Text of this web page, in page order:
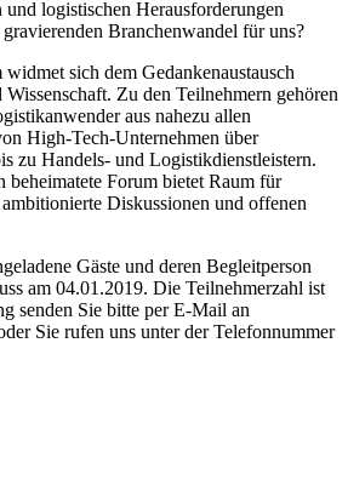
logistischen Herausforderungen
gravierenden Branchenwandel für uns?
sich dem Gedankenaustausch
Zu den Teilnehmern gehören
aus nahezu allen
High-Tech-Unternehmen über
zu Handels- und Logistikdienstleistern.
beheimatete Forum bietet Raum für
Diskussionen und offenen
Gäste und deren Begleitperson
am 04.01.2019. Die Teilnehmerzahl ist
senden Sie bitte per E-Mail an
Sie rufen uns unter der Telefonnummer